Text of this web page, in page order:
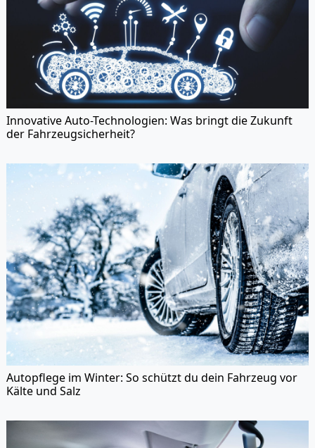
Innovative Auto-Technologien: Was bringt die Zukunft
der Fahrzeugsicherheit?
Autopflege im Winter: So schützt du dein Fahrzeug vor
Kälte und Salz